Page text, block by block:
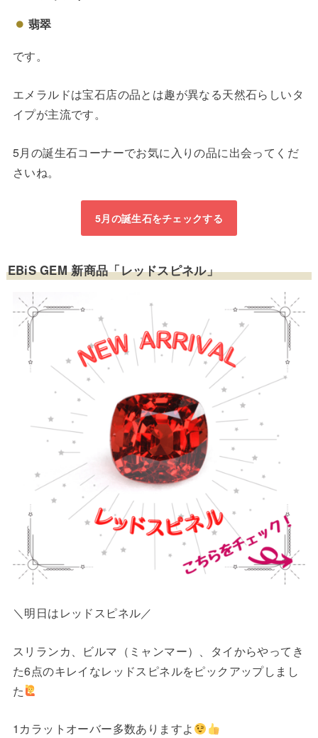
翡翠
です。
エメラルドは宝石店の品とは趣が異なる天然石らしいタ
イプが主流です。
5月の誕生石コーナーでお気に入りの品に出会ってくだ
さいね。
5月の誕生石をチェックする
EBiS GEM 新商品「レッドスピネル」
＼明日はレッドスピネル／
スリランカ、ビルマ（ミャンマー）、タイからやってき
た6点のキレイなレッドスピネルをピックアップしまし
た
1カラットオーバー多数ありますよ